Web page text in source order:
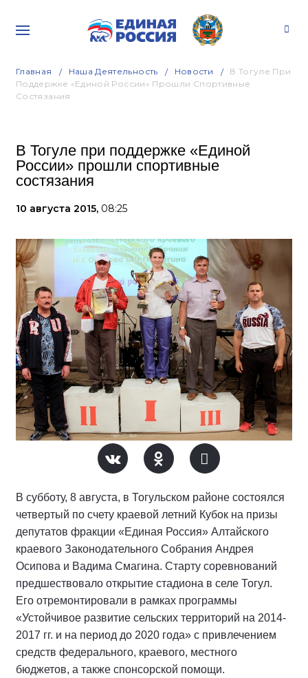
Главная Наша Деятельность Новости
В Тогуле При
Поддержке «Единой России» Прошли Спортивные
Состязания
В Тогуле при поддержке «Единой
России» прошли спортивные
состязания
10 августа 2015, 08:25
В субботу, 8 августа, в Тогульском районе состоялся
четвертый по счету краевой летний Кубок на призы
депутатов фракции «Единая Россия» Алтайского
краевого Законодательного Собрания Андрея
Осипова и Вадима Смагина. Старту соревнований
предшествовало открытие стадиона в селе Тогул.
Его отремонтировали в рамках программы
«Устойчивое развитие сельских территорий на 2014-
2017 гг. и на период до 2020 года» с привлечением
средств федерального, краевого, местного
бюджетов, а также спонсорской помощи.